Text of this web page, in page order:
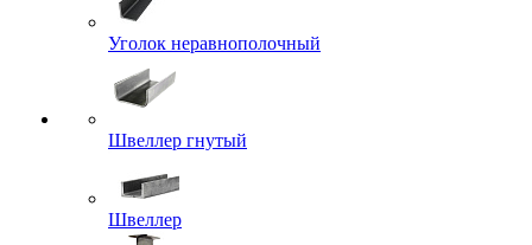
Уголок неравнополочный
Швеллер гнутый
Швеллер